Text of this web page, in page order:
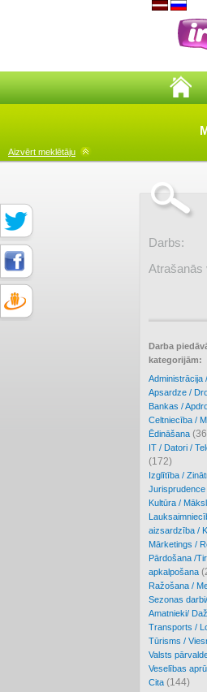
Aizvērt meklētāju
Darbs:
Atrašanās
Darba
kategorijām:
Administrācija
Apsardze /
Bankas /
Celtniecība /
Ēdināšana
IT / Datori /
(172)
Izglītība /
Jurisprudence
Kultūra /
aizsardzība /
Mārketings /
Pārdošana /
apkalpošana
Ražošana /
Sezonas
Amatnieki/
Transports /
Tūrisms /
Valsts
Veselības
Cita (144)